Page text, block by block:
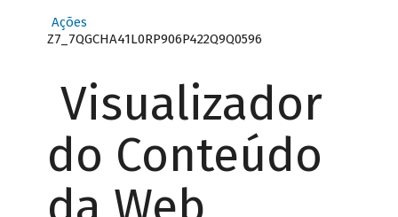
Ações
Z7_7QGCHA41L0RP906P422Q9Q0596
Visualizador
do Conteúdo